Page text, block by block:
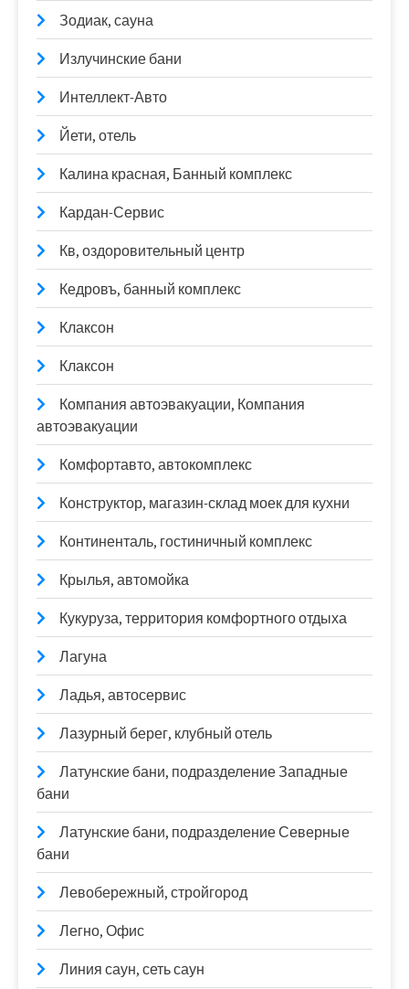
Зодиак, сауна
Излучинские бани
Интеллект-Авто
Йети, отель
Калина красная, Банный комплекс
Кардан-Сервис
Кв, оздоровительный центр
Кедровъ, банный комплекс
Клаксон
Клаксон
Компания автоэвакуации, Компания
автоэвакуации
Комфортавто, автокомплекс
Конструктор, магазин-склад моек для кухни
Континенталь, гостиничный комплекс
Крылья, автомойка
Кукуруза, территория комфортного отдыха
Лагуна
Ладья, автосервис
Лазурный берег, клубный отель
Латунские бани, подразделение Западные
бани
Латунские бани, подразделение Северные
бани
Левобережный, стройгород
Легно, Офис
Линия саун, сеть саун